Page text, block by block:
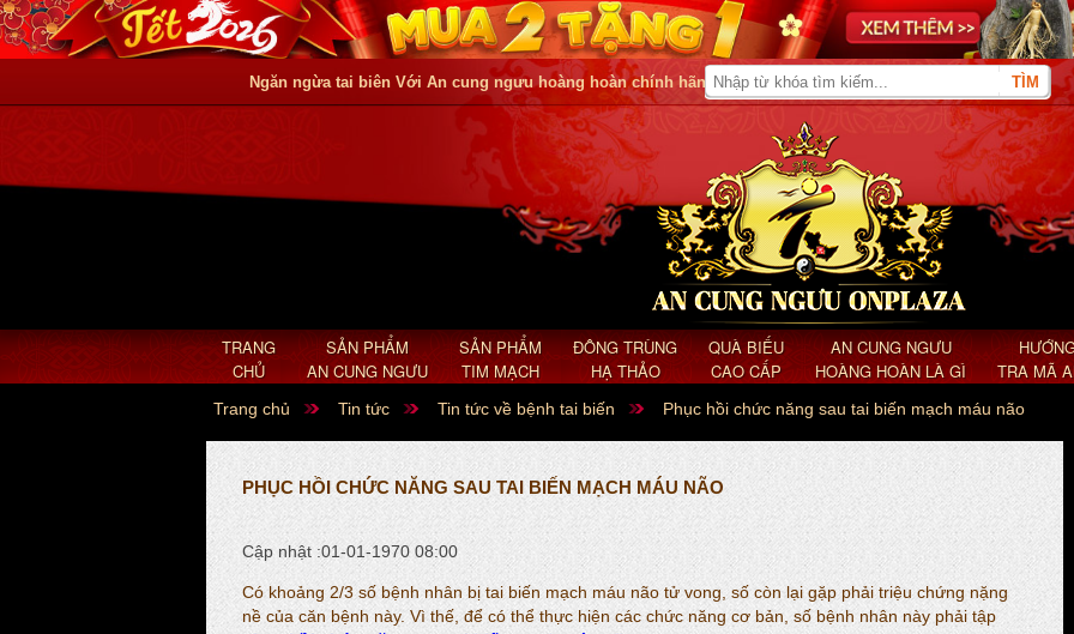
Ngăn ngừa tai biên Với An cung ngưu hoàng hoàn chính hãng
TRANG
CHỦ
SẢN PHẨM
AN CUNG NGƯU
SẢN PHẨM
TIM MẠCH
ĐÔNG TRÙNG
HẠ THẢO
QUÀ BIẾU
CAO CẤP
AN CUNG NGƯU
HOÀNG HOÀN LÀ GÌ
TRA MÃ
Trang chủ Tin tức Tin tức về bệnh tai biến Phục hồi chức năng sau tai biến mạch máu não
PHỤC HỒI CHỨC NĂNG SAU TAI BIẾN MẠCH MÁU NÃO
Cập nhật :01-01-1970 08:00
Có khoảng 2/3 số bệnh nhân bị tai biến mạch máu não tử vong, số còn lại gặp phải triệu chứng nặng
nề của căn bệnh này. Vì thế, để có thể thực hiện các chức năng cơ bản, số bệnh nhân này phải tập